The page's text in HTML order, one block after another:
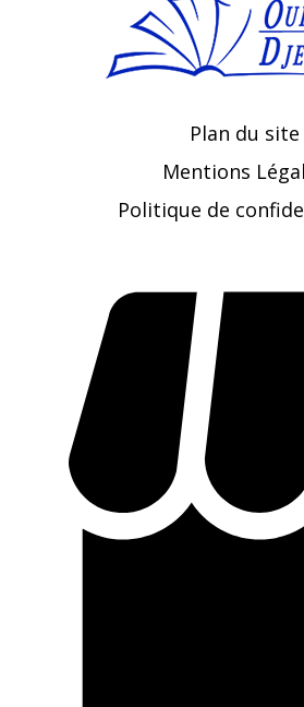
Plan du site
Mentions
Politique de